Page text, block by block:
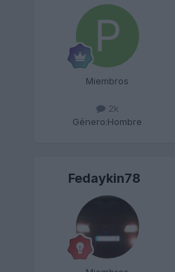
Miembros
2k
Género:Hombre
Fedaykin78